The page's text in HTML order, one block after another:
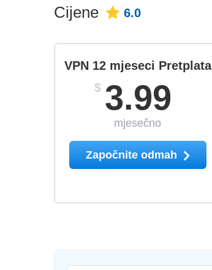
Cijene 6.0
VPN 12 mjeseci Pretplata
$ 3.99
mjesečno
Započnite odmah